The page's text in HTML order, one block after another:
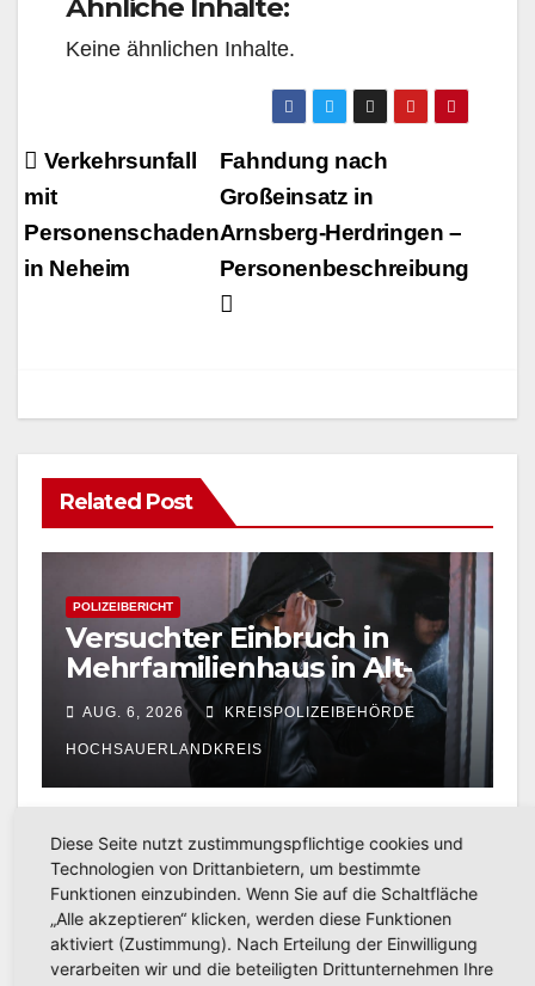
Ähnliche Inhalte:
Keine ähnlichen Inhalte.
Beitragsnavigation
Fahndung nach
Großeinsatz in
Arnsberg-Herdringen –
Personenbeschreibung
Verkehrsunfall
mit
Personenschaden
in Neheim
Related Post
POLIZEIBERICHT
Versuchter Einbruch in
Mehrfamilienhaus in Alt-
Arnsberg: Polizei sucht
Zeugen
AUG. 6, 2026 KREISPOLIZEIBEHÖRDE
HOCHSAUERLANDKREIS
POLIZEIBERICHT
Schwerer Fahrradunfall in
Alt-Arnsberg: Polizei sucht
Zeugen
Diese Seite nutzt zustimmungspflichtige cookies und
Technologien von Drittanbietern, um bestimmte
Funktionen einzubinden. Wenn Sie auf die Schaltfläche
„Alle akzeptieren“ klicken, werden diese Funktionen
aktiviert (Zustimmung). Nach Erteilung der Einwilligung
verarbeiten wir und die beteiligten Drittunternehmen Ihre